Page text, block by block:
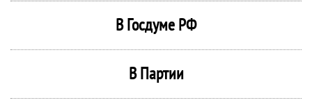
В Госдуме РФ
В Партии